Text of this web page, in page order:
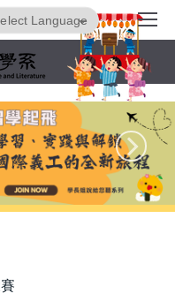
Translate